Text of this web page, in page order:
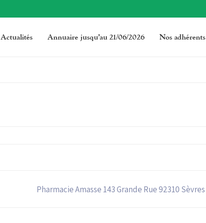
Actualités Annuaire jusqu’au 21/06/2026 Nos adhérents
Pharmacie Amasse 143 Grande Rue 92310 Sèvres